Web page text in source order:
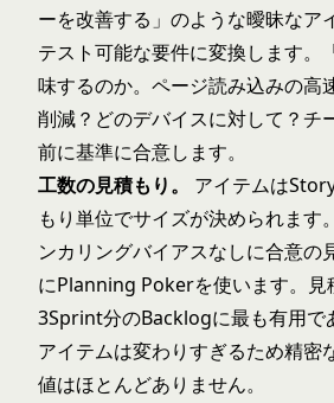
ーを改善する」のような曖昧なア
テスト可能な要件に変換します。
味するのか。ページ読み込みの高
削減？どのデバイスに対して？チ
前に基準に合意します。
工数の見積もり。
アイテムは
もり単位でサイズが決められます
ンカリングバイアスなしに合意の
にPlanning Pokerを使います。
3Sprint分のBacklogに最も有用で
アイテムは変わりすぎるため精密
値はほとんどありません。